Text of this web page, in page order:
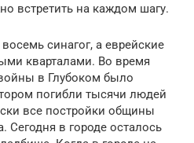
встретить на каждом шагу.
синагог, а еврейские
кварталами. Во время
в Глубоком было
погибли тысячи людей
все постройки общины
Сегодня в городе осталось